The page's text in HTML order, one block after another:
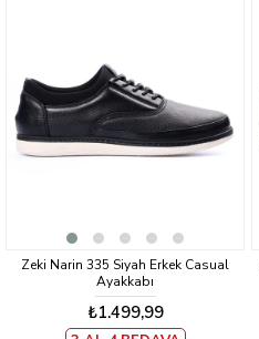
Zeki Narin 335 Siyah Erkek Casual
Ayakkabı
₺1.499,99